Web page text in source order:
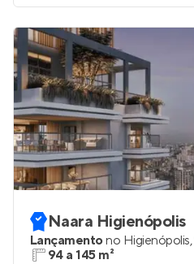
Naara Higienópolis
Lançamentono Higienópolis,
94 a 145 m²